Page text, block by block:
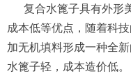
复合水篦子具有外形
成本低等优点，随着科
加无机填料形成一种全
水篦子轻，成本造价低。